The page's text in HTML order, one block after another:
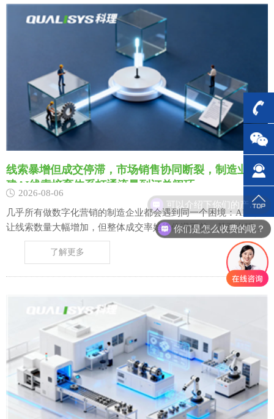
线索暴增但成交停滞，市场销售协同断裂，制造业搭
建AI线索培育体系打通流量到订单闭环
2026-08-06
几乎所有做数字化营销的制造企业都会遇到同一个困境：AI工具
让线索数量大幅增加，但整体成交率始终停滞不前，甚至出现线
索越多、跟进越乱、流失越多的现象。很多老板不解，流量进来
了、线索变多了、团队也在加班跟进，为什么订单没有同步增
长？核心根源在于制造业B端采购长周期属性，与传统即时跟进
了解更多
你们是怎么收费的呢？